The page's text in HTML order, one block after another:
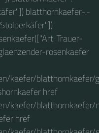
blatthornkaefer-.-
Trauer-
rosenkaefer
kaefer/blatthornkaefer/
href
kaefer/blatthornkaefer/
href